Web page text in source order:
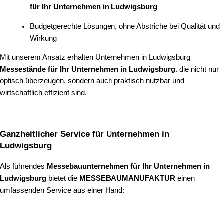
für Ihr Unternehmen in Ludwigsburg
Budgetgerechte Lösungen, ohne Abstriche bei Qualität und
Wirkung
Mit unserem Ansatz erhalten Unternehmen in Ludwigsburg
Messestände für Ihr Unternehmen in Ludwigsburg, die nicht nur
optisch überzeugen, sondern auch praktisch nutzbar und
wirtschaftlich effizient sind.
Ganzheitlicher Service für Unternehmen in
Ludwigsburg
Als führendes Messebauunternehmen für Ihr Unternehmen in
Ludwigsburg bietet die MESSEBAUMANUFAKTUR einen
umfassenden Service aus einer Hand: